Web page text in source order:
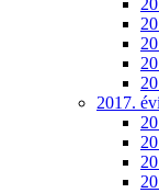
2017.